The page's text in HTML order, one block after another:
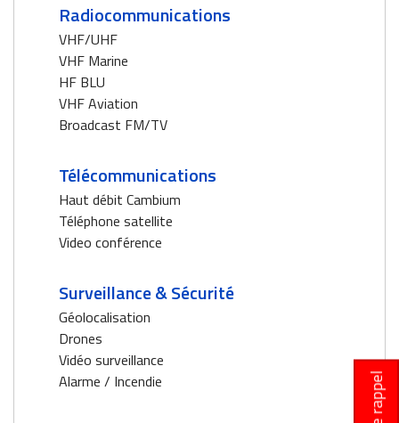
Radiocommunications
VHF/UHF
VHF Marine
HF BLU
VHF Aviation
Broadcast FM/TV
Télécommunications
Haut débit Cambium
Téléphone satellite
Video conférence
Surveillance & Sécurité
Géolocalisation
Drones
Vidéo surveillance
Alarme / Incendie